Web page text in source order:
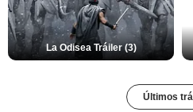
La Odisea Tráiler (3)
Últimos